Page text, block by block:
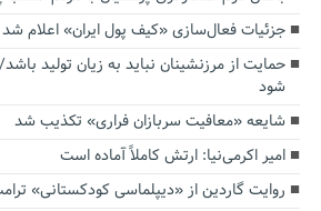
جزئیات فعال‌سازی «کیف پول ایران» اعلام شد
حمایت از مرزنشینان نباید به زیان تولید باشد/
شود
شایعه «معافیت سربازان فراری» تکذیب شد
امیر اکرمی‌نیا: ارتش کاملاً آماده است
روایت گاردین از «دیپلماسی کودکستانی»